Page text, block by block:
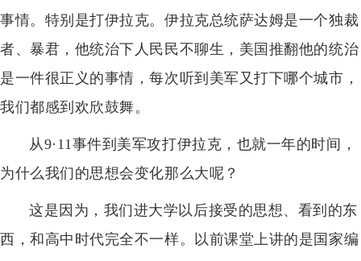
事情。特别是打伊拉克。伊拉克总统萨达姆是一个独裁
者、暴君，他统治下人民民不聊生，美国推翻他的统治
是一件很正义的事情，每次听到美军又打下哪个城市，
我们都感到欢欣鼓舞。
从9·11事件到美军攻打伊拉克，也就一年的时间，
为什么我们的思想会变化那么大呢？
这是因为，我们进大学以后接受的思想、看到的东
西，和高中时代完全不一样。以前课堂上讲的是国家编